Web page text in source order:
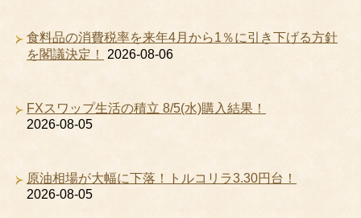
食料品の消費税率を来年4月から1％に引き下げる方針
を閣議決定！
2026-08-06
FXスワップ生活の積立 8/5(水)購入結果！
2026-08-05
原油相場が大幅に下落！トルコリラ3.30円台！
2026-08-05